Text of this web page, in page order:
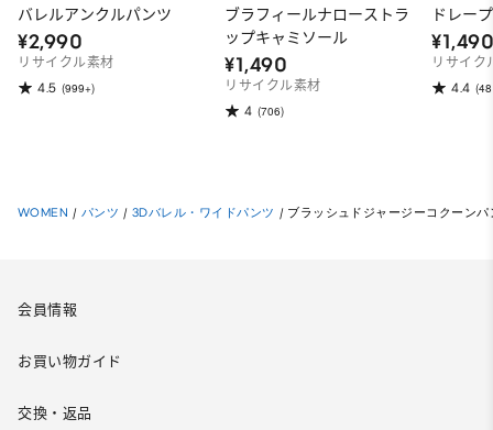
バレルアンクルパンツ
¥2,990
リサイクル素材
4.5 (999+)
ブラフィールナローストラ
ップキャミソール
¥1,490
リサイクル素材
4 (706)
ドレー
リサイク
4.4
WOMEN / パンツ / 3Dバレル・ワイドパンツ / ブラッシュドジャージーコクーンパ
会員情報
お買い物ガイド
交換・返品